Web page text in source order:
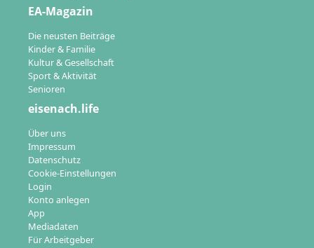
EA-Magazin
Die neusten Beiträge
Kinder & Familie
Kultur & Gesellschaft
Sport & Aktivität
Senioren
eisenach.life
Über uns
Impressum
Datenschutz
Cookie-Einstellungen
Login
Konto anlegen
App
Mediadaten
Für Arbeitgeber